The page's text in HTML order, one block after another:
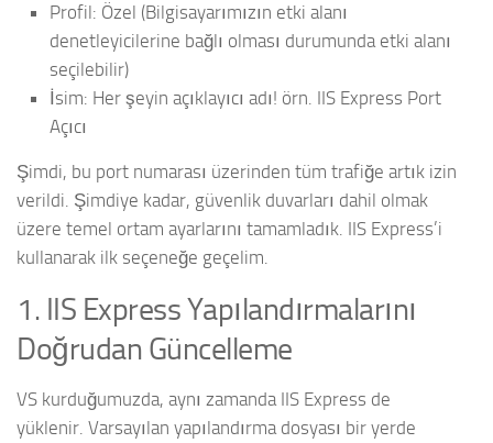
Profil: Özel (Bilgisayarımızın etki alanı
denetleyicilerine bağlı olması durumunda etki alanı
seçilebilir)
İsim: Her şeyin açıklayıcı adı! örn. IIS Express Port
Açıcı
Şimdi, bu port numarası üzerinden tüm trafiğe artık izin
verildi. Şimdiye kadar, güvenlik duvarları dahil olmak
üzere temel ortam ayarlarını tamamladık. IIS Express’i
kullanarak ilk seçeneğe geçelim.
1. IIS Express Yapılandırmalarını
Doğrudan Güncelleme
VS kurduğumuzda, aynı zamanda IIS Express de
yüklenir. Varsayılan yapılandırma dosyası bir yerde